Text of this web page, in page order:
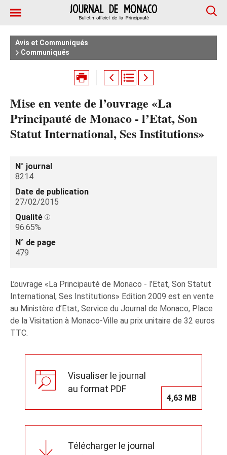
Avis et Communiqués
Communiqués
Mise en vente de l’ouvrage «La
Principauté de Monaco - l’Etat, Son
Statut International, Ses Institutions»
N° journal
8214
Date de publication
27/02/2015
Qualité
96.65%
N° de page
479
L’ouvrage «La Principauté de Monaco - l’Etat, Son Statut
International, Ses Institutions» Edition 2009 est en vente
au Ministère d’Etat, Service du Journal de Monaco, Place
de la Visitation à Monaco-Ville au prix unitaire de 32 euros
TTC.
Visualiser le journal
au format PDF
4,63 MB
Télécharger le journal